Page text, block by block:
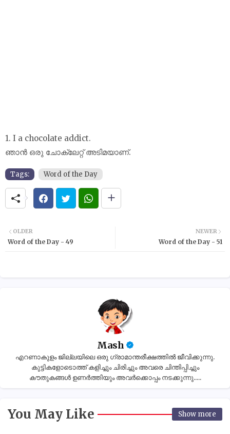
1. I a chocolate addict.
ഞാൻ ഒരു ചോക്ലേറ്റ് അടിമയാണ്.
Tags: Word of the Day
NEWER
Word of the Day - 51
OLDER
Word of the Day - 49
Mash
എറണാകുളം ജില്ലയിലെ ഒരു ഗ്രാമാന്തരീക്ഷത്തിൽ ജീവിക്കുന്നു.
കുട്ടികളോടൊത്ത് കളിച്ചും ചിരിച്ചും അവരെ ചിന്തിപ്പിച്ചും
കൗതുകങ്ങൾ ഉണർത്തിയും അവർക്കൊപ്പം നടക്കുന്നു.....
You May Like Show more